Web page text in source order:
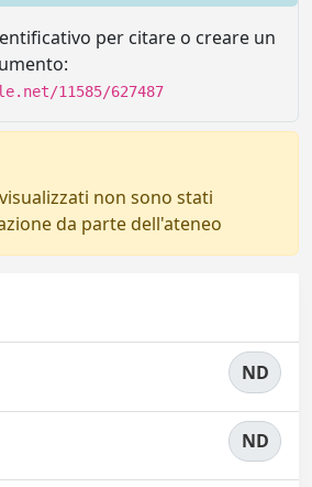
per citare o creare un
11585/627487
non sono stati
da parte dell'ateneo
ND
ND